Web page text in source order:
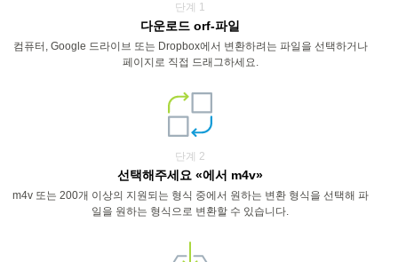
단계 1
다운로드 orf-파일
컴퓨터, Google 드라이브 또는 Dropbox에서 변환하려는 파일을 선택하거나
페이지로 직접 드래그하세요.
단계 2
선택해주세요 «에서 m4v»
m4v 또는 200개 이상의 지원되는 형식 중에서 원하는 변환 형식을 선택해 파
일을 원하는 형식으로 변환할 수 있습니다.